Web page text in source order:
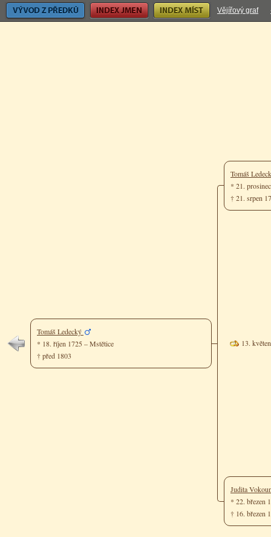
Vývod z předků Index jmen Index míst Vějířový graf
Tomáš Ledecký
* 18. říjen 1725 – Mstětice
† před 1803
Tomáš
* 21.
† 21. srpen
13.
Judita
* 22. březen
† 16. březen